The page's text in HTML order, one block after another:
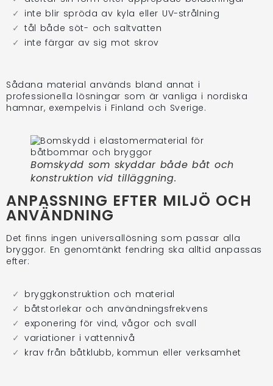
inte blir spröda av kyla eller UV-strålning
tål både söt- och saltvatten
inte färgar av sig mot skrov
Sådana material används bland annat i
professionella lösningar som är vanliga i nordiska
hamnar, exempelvis i Finland och Sverige.
Bomskydd som skyddar både båt och
konstruktion vid tilläggning.
ANPASSNING EFTER MILJÖ OCH
ANVÄNDNING
Det finns ingen universallösning som passar alla
bryggor. En genomtänkt fendring ska alltid anpassas
efter:
bryggkonstruktion och material
båtstorlekar och användningsfrekvens
exponering för vind, vågor och svall
variationer i vattennivå
krav från båtklubb, kommun eller verksamhet